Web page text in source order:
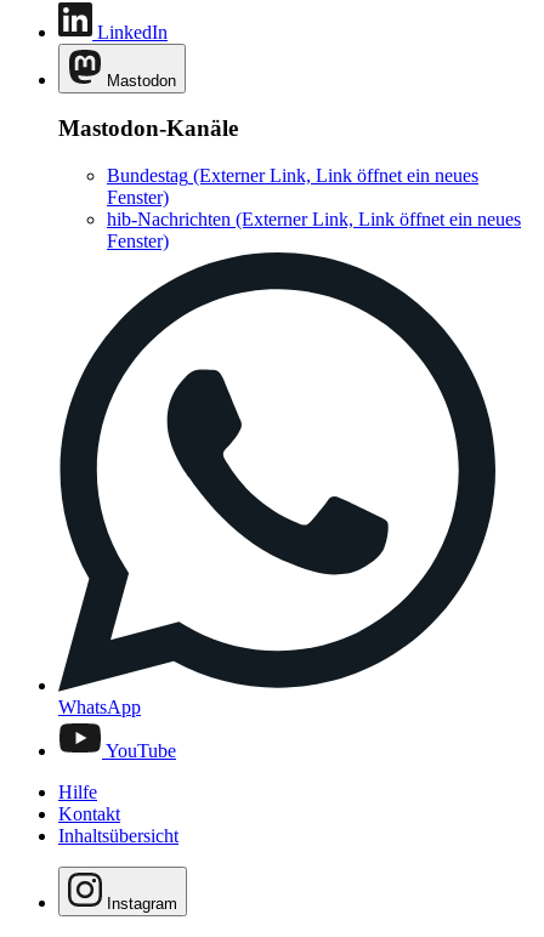
LinkedIn
Mastodon
Mastodon-Kanäle
Bundestag (Externer Link, Link öffnet ein neues
Fenster)
hib-Nachrichten (Externer Link, Link öffnet ein neues
Fenster)
WhatsApp
YouTube
Hilfe
Kontakt
Inhaltsübersicht
Instagram